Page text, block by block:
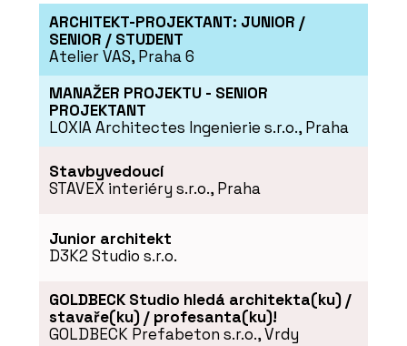
ČLÁNKY
byty. Ne proto, že bychom nechtěli
dělat nic jiného, ale protože takový je
trh,“ říká Pavel Míka z HINTONu
ARCHITEKT-PROJEKTANT: JUNIOR /
SENIOR / STUDENT
Atelier VAS, Praha 6
MANAŽER PROJEKTU - SENIOR
PROJEKTANT
LOXIA Architectes Ingenierie s.r.o., Praha
Stavbyvedoucí
STAVEX interiéry s.r.o., Praha
Junior architekt
D3K2 Studio s.r.o.
GOLDBECK Studio hledá architekta(ku) /
stavaře(ku) / profesanta(ku)!
GOLDBECK Prefabeton s.r.o., Vrdy